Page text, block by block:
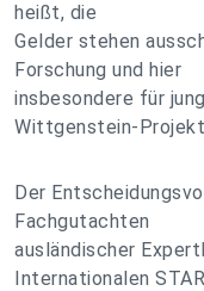
heißt, die
Gelder stehen
Forschung und hier
insbesondere für
Wittgenstein-
Der
Fachgutachten
ausländischer
Internationalen